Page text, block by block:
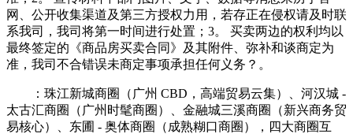
网、公开收集渠道及第三方授权力用，若存正在侵权请及时联
系我司，我司将第一时间进行处置；3。 买卖两边的权利均以
最终签定的《商品房买卖合同》及其附件、弥补和谈商定为
准，我司不合错误未商定事项承担任何义务？。
：珠江新城商圈（广州 CBD，高端贸易云集）、河汉城 -
太古汇商圈（广州时髦商圈）、金融城三溪商圈（新兴商务贸
易核心）、东圃 - 奥体商圈（成熟糊口商圈），四大商圈互